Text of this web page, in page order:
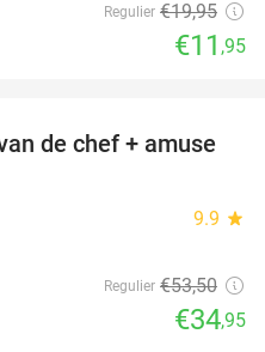
Regulier €19,95
€11 ,95
35%
de chef + amuse
9.9 star
Regulier €53,50
€34,95